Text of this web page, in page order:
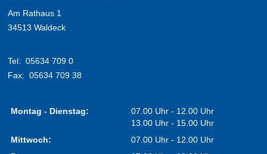
Am Rathaus 1
34513 Waldeck
Tel: 05634 709 0
Fax: 05634 709 38
Montag - Dienstag:
07.00 Uhr - 12.00 Uhr
13.00 Uhr - 15.00 Uhr
Mittwoch:
07.00 Uhr - 12.00 Uhr